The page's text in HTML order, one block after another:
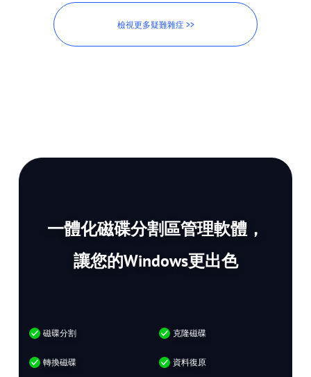
檢視更多疑難雜症 >>
一體化磁碟分割區管理軟體，
讓您的Windows更出色
磁碟分割 克隆磁碟
轉換磁碟 資料復原